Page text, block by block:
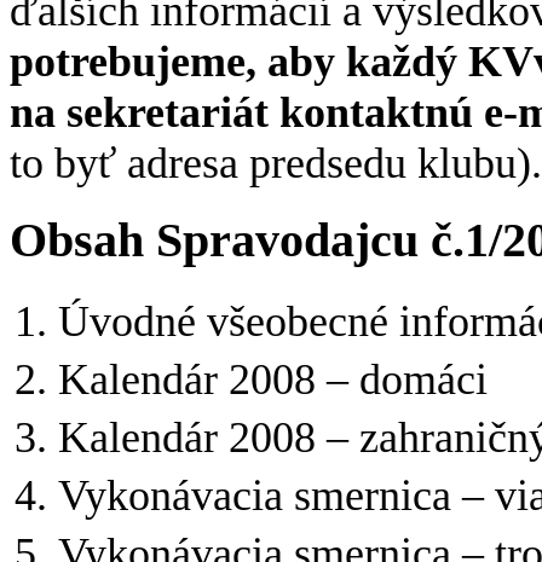
ďalších informácií a
potrebujeme, aby každý
na sekretariát kontaktnú e-
to byť adresa predsedu klubu).
Obsah Spravodajcu č.1/
Úvodné všeobecné
Kalendár 2008 – domáci
Kalendár 2008 –
Vykonávacia smernica –